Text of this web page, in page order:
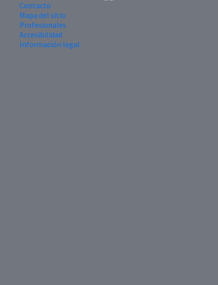
Contacto
Mapa del sitio
Profesionales
Accesibilidad
Información legal